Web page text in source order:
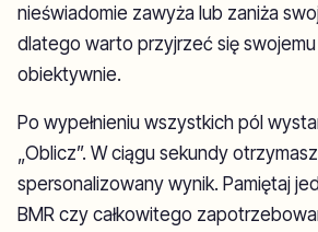
nieświadomie zawyża lub zaniża
dlatego warto przyjrzeć się
obiektywnie.
Po wypełnieniu wszystkich pól
„Oblicz”. W ciągu sekundy
spersonalizowany wynik. Pamiętaj
BMR czy całkowitego